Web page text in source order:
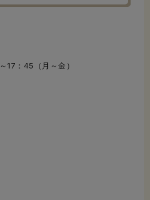
17：45（月～金）